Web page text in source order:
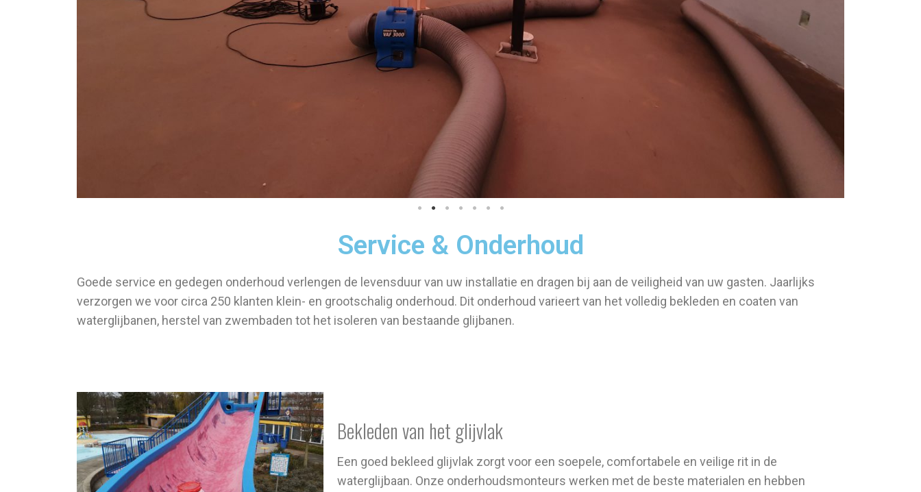
Service & Onderhoud
Goede service en gedegen onderhoud verlengen de levensduur van uw installatie en dragen bij aan de veiligheid van uw gasten. Jaarlijks
verzorgen we voor circa 250 klanten klein- en grootschalig onderhoud. Dit onderhoud varieert van het volledig bekleden en coaten van
waterglijbanen, herstel van zwembaden tot het isoleren van bestaande glijbanen.
Bekleden van het glijvlak
Een goed bekleed glijvlak zorgt voor een soepele, comfortabele en veilige rit in de
waterglijbaan. Onze onderhoudsmonteurs werken met de beste materialen en hebben